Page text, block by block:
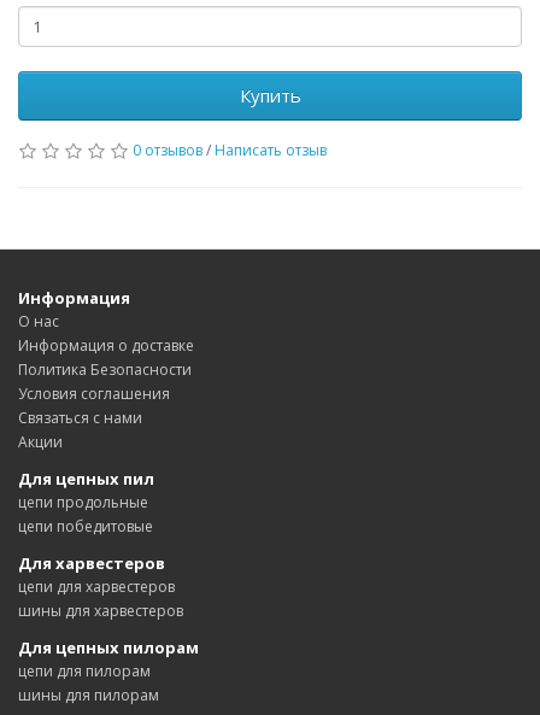
Купить
0 отзывов/ Написать отзыв
Информация
О нас
Информация о доставке
Политика Безопасности
Условия соглашения
Связаться с нами
Акции
Для цепных пил
цепи продольные
цепи победитовые
Для харвестеров
цепи для харвестеров
шины для харвестеров
Для цепных пилорам
цепи для пилорам
шины для пилорам